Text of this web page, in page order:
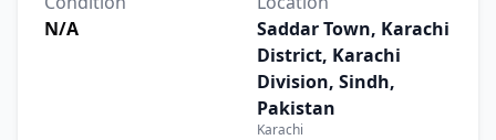
N/A
Saddar Town, Karachi
District, Karachi
Division, Sindh,
Pakistan
Karachi